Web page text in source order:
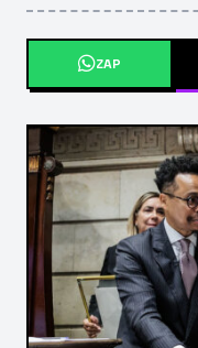
ZAP